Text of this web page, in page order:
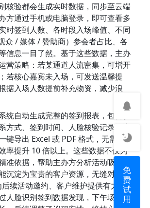
核验都会生成实时数据，同步至云端
方通过手机或电脑登录，即可查看多
时签到人数、各时段入场峰值、不同
众 / 媒体 / 赞助商）参会者占比、各
信息一目了然。基于这些数据，主办
营策略：若某通道人流密集，可增开
若核心嘉宾未入场，可发送温馨提
据入场人数提前补充物资，减少浪
统自动生成完整的签到报表，包含参
方式、签到时间、人脸核验记录等详
键导出 Excel 或 PDF 格式，无需人
率提升 10 倍以上。这些数据不仅为
准依据，帮助主办方分析活动吸引力
沉淀为宝贵的客户资源，无缝对接
后续活动邀约、客户维护提供有力支
人脸识别签到数据发现，下午场参会
免
费
试
用